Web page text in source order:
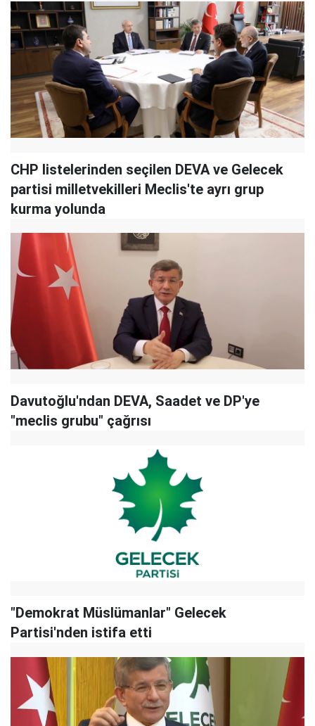
CHP listelerinden seçilen DEVA ve Gelecek
partisi milletvekilleri Meclis'te ayrı grup
kurma yolunda
Davutoğlu'ndan DEVA, Saadet ve DP'ye
"meclis grubu" çağrısı
"Demokrat Müslümanlar" Gelecek
Partisi'nden istifa etti